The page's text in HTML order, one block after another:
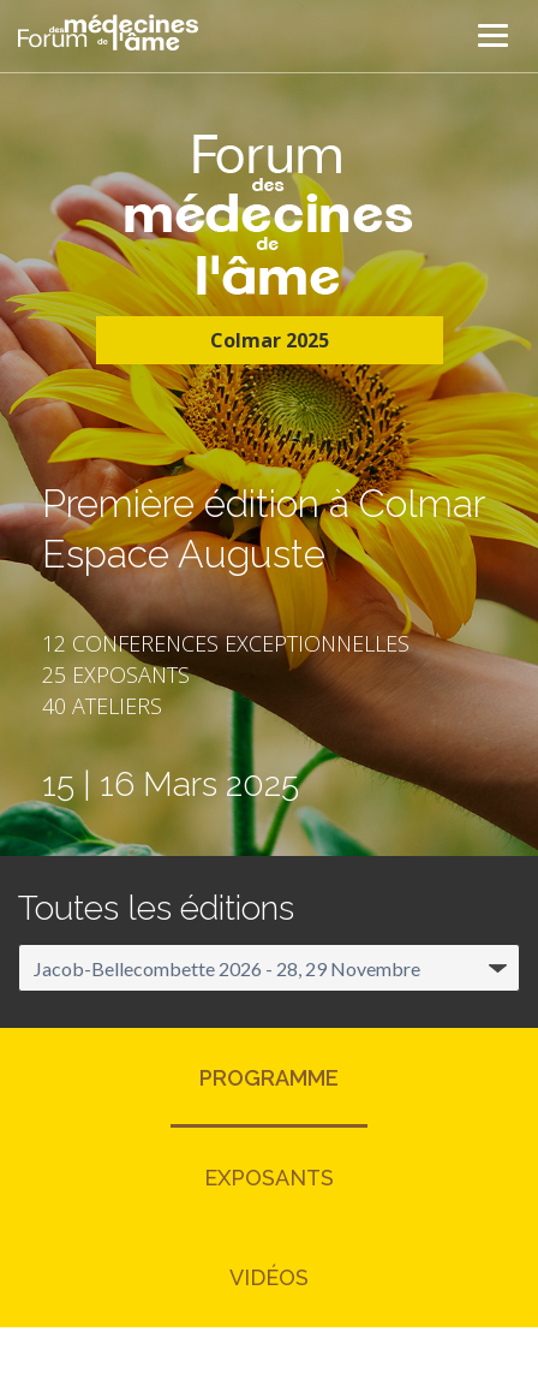
Première édition à Colmar
Espace Auguste
12 CONFERENCES EXCEPTIONNELLES
25 EXPOSANTS
40 ATELIERS
15 | 16 Mars 2025
Colmar 2025
Toutes les éditions
PROGRAMME
EXPOSANTS
VIDÉOS